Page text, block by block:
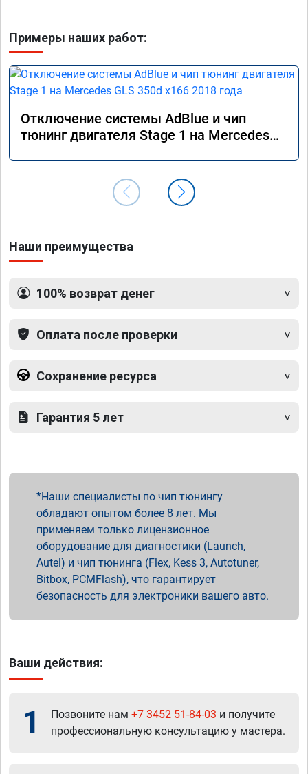
Примеры наших работ:
Отключение системы AdBlue и чип
тюнинг двигателя Stage 1 на Mercedes
Наши преимущества
100% возврат денег
Оплата после проверки
Сохранение ресурса
Гарантия 5 лет
Наши специалисты по чип тюнингу
обладают опытом более 8 лет. Мы
применяем только лицензионное
оборудование для диагностики (Launch,
Autel) и чип тюнинга (Flex, Kess 3, Autotuner,
Bitbox, PCMFlash), что гарантирует
безопасность для электроники вашего авто.
Ваши действия:
1 Позвоните нам +7 3452 51-84-03 и получите
профессиональную консультацию у мастера.